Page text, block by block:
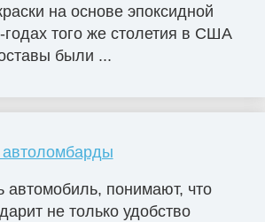
на основе эпоксидной
того же столетия в США
были ...
автоломбарды
автомобиль, понимают, что
не только удобство